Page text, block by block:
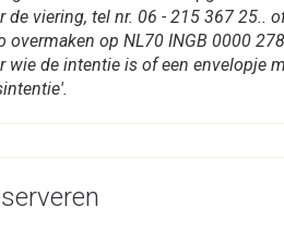
de viering, tel nr. 06 - 215 367 25..
overmaken op NL70 INGB 0000
wie de intentie is of een envelopje